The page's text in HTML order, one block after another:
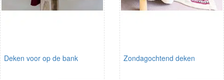
Deken voor op de bank Zondagochtend deken